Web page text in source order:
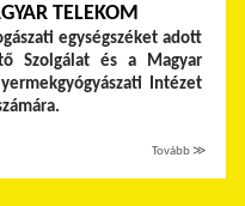
TELEKOM
egységszéket adott
Szolgálat és a Magyar
Intézet
Tovább ≫